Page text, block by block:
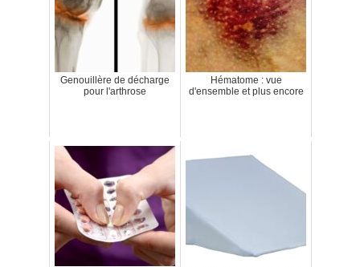
Genouillère de décharge
pour l'arthrose
Hématome : vue
d'ensemble et plus encore